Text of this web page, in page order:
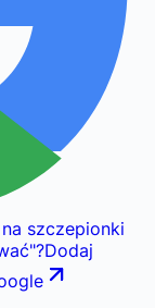
szczepionki
"?Dodaj